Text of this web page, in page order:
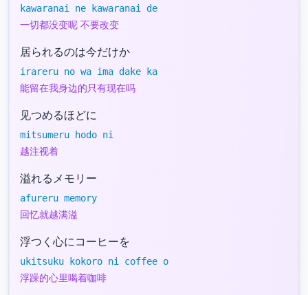
kawaranai ne kawaranai de
一切都没变呢 不要改变
居られるのは今だけか
irareru no wa ima dake ka
能留在我身边的只有现在吗
见つめるほどに
mitsumeru hodo ni
越注视着
溢れるメモリー
afureru memory
回忆就越满溢
浮つく心にコーヒーを
ukitsuku kokoro ni coffee o
浮躁的心里喝着咖啡